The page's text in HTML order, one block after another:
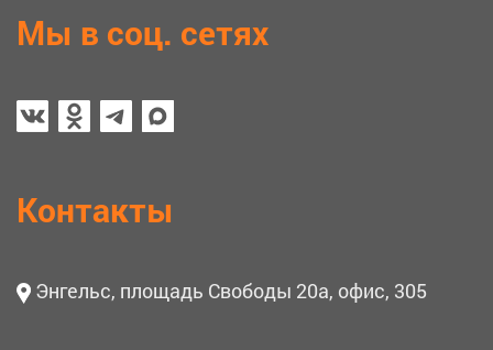
Мы в соц. сетях
Контакты
Энгельс, площадь Свободы 20а, офис, 305